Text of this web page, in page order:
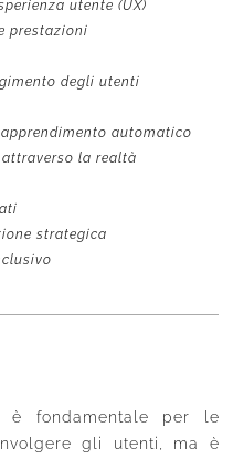
utente (UX)
prestazioni
degli utenti
automatico
la realtà
strategica
fondamentale per le
gli utenti, ma è